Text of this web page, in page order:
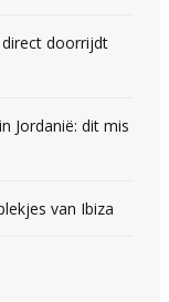
direct doorrijdt
Jordanië: dit mis
van Ibiza